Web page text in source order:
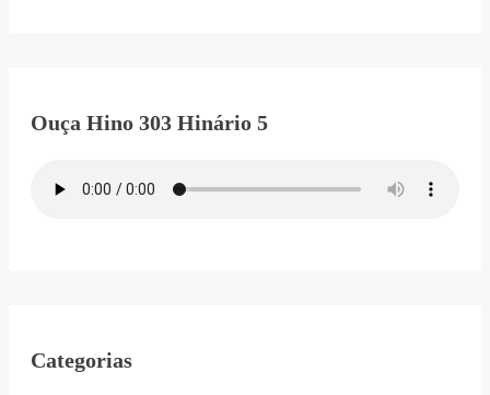
Ouça Hino 303 Hinário 5
Categorias